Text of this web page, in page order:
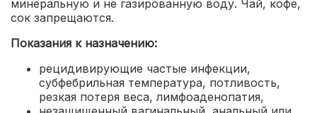
минеральную и не газированную воду. Чай, кофе,
сок запрещаются.
Показания к назначению:
рецидивирующие частые инфекции,
субфебрильная температура, потливость,
резкая потеря веса, лимфоаденопатия,